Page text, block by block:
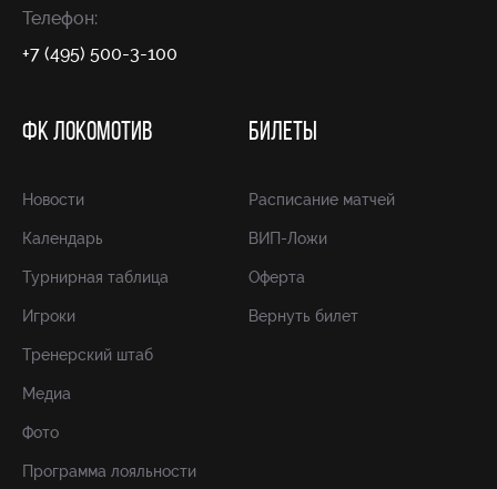
Телефон:
+7 (495) 500-3-100
ФК ЛОКОМОТИВ
Новости
Календарь
Турнирная таблица
Игроки
Тренерский штаб
Медиа
Фото
Программа лояльности
БИЛЕТЫ
Расписание матчей
ВИП-Ложи
Оферта
Вернуть билет